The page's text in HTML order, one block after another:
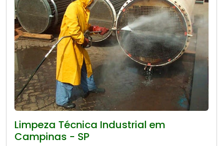
Limpeza Técnica Industrial em
Campinas - SP